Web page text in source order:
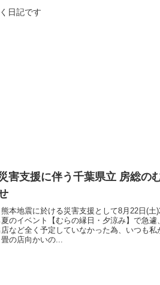
日記です
害支援に伴う千葉県立 房総の
熊本地震に於ける災害支援として8月22日(土
のイベント【むらの縁日・夕涼み】で急遽
店など全く予定していなかった為、いつも
の店向かいの...